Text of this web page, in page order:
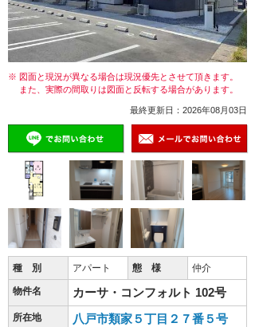
※ 図面と現況が異なる場合は現況優先とさせて頂きます。
また、実際の間取りは図面と反転する場合があります。
最終更新日：2026年08月03日
種 別 アパート 態 様 仲介
物件名 カーサ・コンフォルト 102号
所在地 八戸市類家５丁目２７番５号